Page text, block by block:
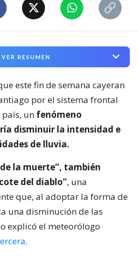
VER RESUMEN
este fin de semana cayeran
por el sistema frontal
un fenómeno
disminuir la intensidad e
de lluvia.
la muerte”, también
del diablo”, una
que, al adoptar la forma de
una disminución de las
explicó el meteorólogo